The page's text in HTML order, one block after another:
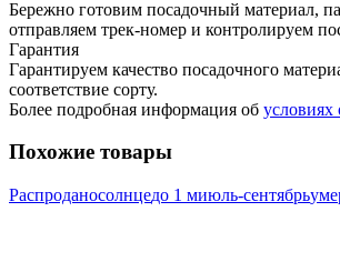
Бережно готовим посадочный материал,
отправляем трек-номер и контролируем
Гарантия
Гарантируем качество посадочного
соответствие сорту.
Более подробная информация об условиях
Похожие товары
Распроданосолнцедо 1 миюль-сентябрь